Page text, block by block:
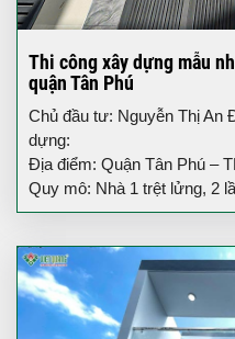
Thi công xây dựng mẫu
quận Tân Phú
Chủ đầu tư: Nguyễn Thị An
dựng:
Địa điểm: Quận Tân Phú –
Quy mô: Nhà 1 trệt lửng, 2